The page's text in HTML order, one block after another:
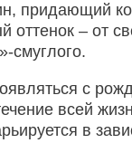
придающий
оттенок – от
смуглого.
с
всей
в